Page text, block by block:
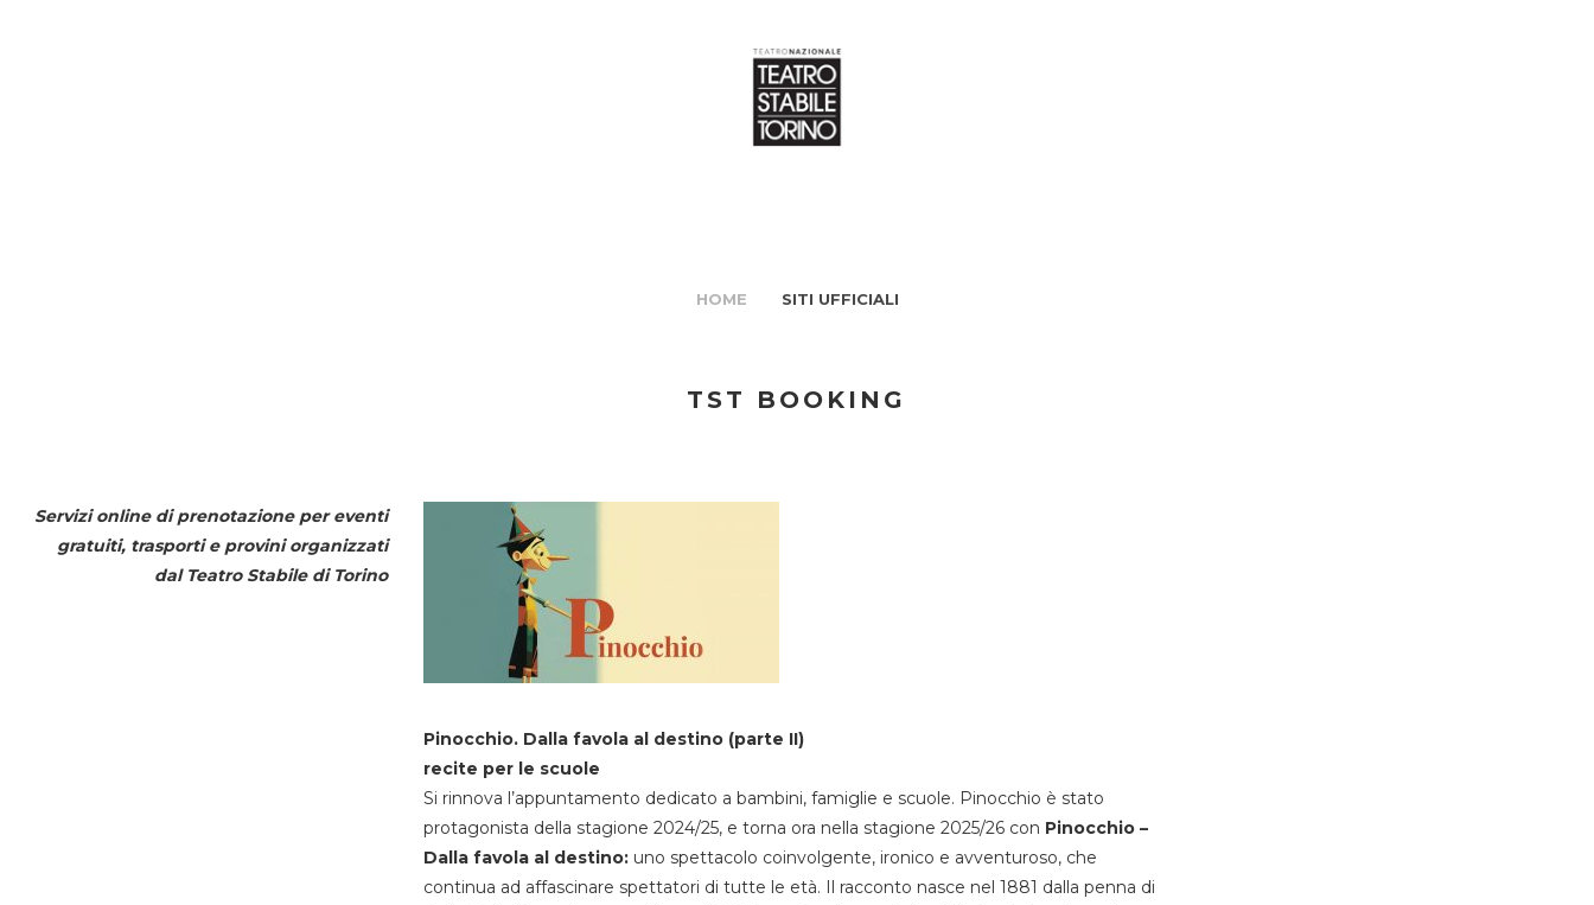
HOME SITI UFFICIALI
TST BOOKING
Servizi online di prenotazione per eventi
gratuiti, trasporti e provini organizzati
dal Teatro Stabile di Torino
Pinocchio. Dalla favola al destino (parte II)
recite per le scuole
Si rinnova l’appuntamento dedicato a bambini, famiglie e scuole. Pinocchio è stato
protagonista della stagione 2024/25, e torna ora nella stagione 2025/26 con Pinocchio –
Dalla favola al destino:uno spettacolo coinvolgente, ironico e avventuroso, che
continua ad affascinare spettatori di tutte le età. Il racconto nasce nel 1881 dalla penna di